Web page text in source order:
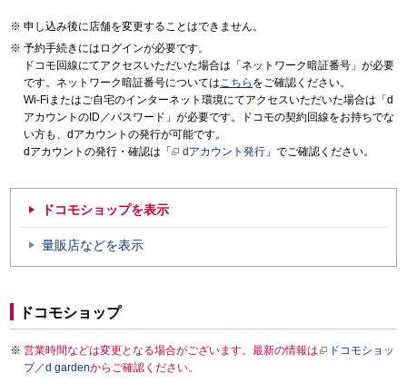
申し込み後に店舗を変更することはできません。
予約手続きにはログインが必要です。
ドコモ回線にてアクセスいただいた場合は「ネットワーク暗証番号」が必要
です。ネットワーク暗証番号についてはこちら をご確認ください。
Wi-Fiまたはご自宅のインターネット環境にてアクセスいただいた場合は「d
アカウントのID／パスワード」が必要です。ドコモの契約回線をお持ちでな
い方も、dアカウントの発行が可能です。
dアカウントの発行・確認は「
dアカウント発行 」でご確認ください。
ドコモショップを表示
量販店などを表示
ドコモショップ
営業時間などは変更となる場合がございます。最新の情報は
ドコモショッ
プ／d gardenからご確認ください。